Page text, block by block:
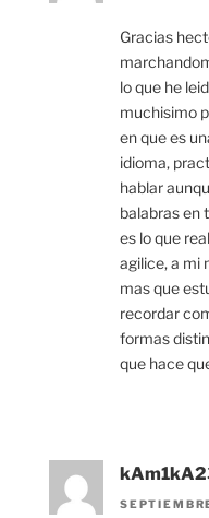
Gracias
lo que he
muchisimo
en que es
idioma,
hablar
balabras en
es lo que
agilice, a mi
mas que
recordar
formas
que hace